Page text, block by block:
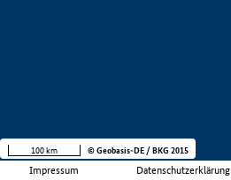
Impressum Datenschutzerklärung
100 km © Geobasis-DE / BKG 2015